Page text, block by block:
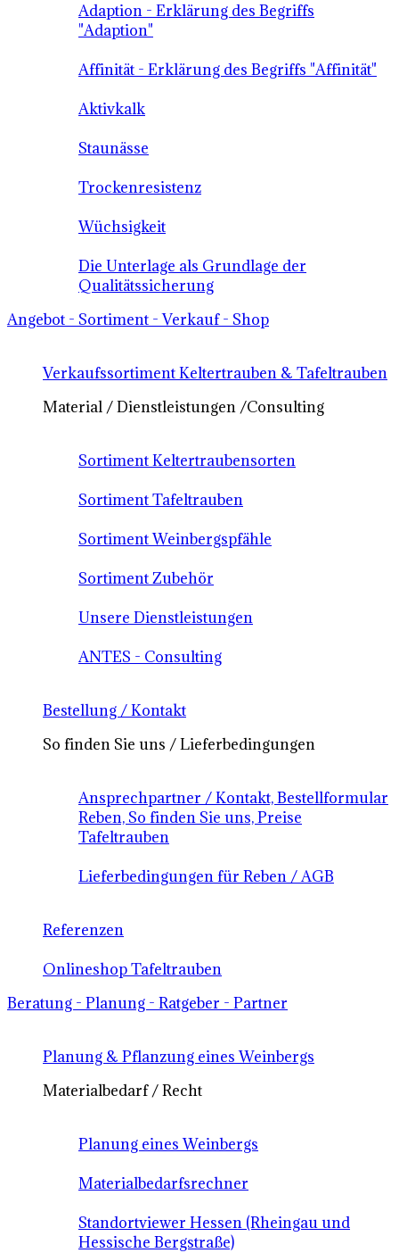
Adaption - Erklärung des Begriffs
"Adaption"
Affinität - Erklärung des Begriffs "Affinität"
Aktivkalk
Staunässe
Trockenresistenz
Wüchsigkeit
Die Unterlage als Grundlage der
Qualitätssicherung
Angebot - Sortiment - Verkauf - Shop
Verkaufssortiment Keltertrauben & Tafeltrauben
Material / Dienstleistungen /Consulting
Sortiment Keltertraubensorten
Sortiment Tafeltrauben
Sortiment Weinbergspfähle
Sortiment Zubehör
Unsere Dienstleistungen
ANTES - Consulting
Bestellung / Kontakt
So finden Sie uns / Lieferbedingungen
Ansprechpartner / Kontakt, Bestellformular
Reben, So finden Sie uns, Preise
Tafeltrauben
Lieferbedingungen für Reben / AGB
Referenzen
Onlineshop Tafeltrauben
Beratung - Planung - Ratgeber - Partner
Planung & Pflanzung eines Weinbergs
Materialbedarf / Recht
Planung eines Weinbergs
Materialbedarfsrechner
Standortviewer Hessen (Rheingau und
Hessische Bergstraße)